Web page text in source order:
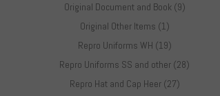
Original Document and Book (9)
Original Other Items (1)
Repro Uniforms WH (19)
Repro Uniforms SS and other (28)
Repro Hat and Cap Heer (27)